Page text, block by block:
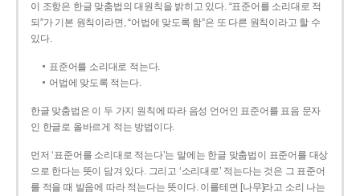
이 조항은 한글 맞춤법의 대원칙을 밝히고 있다. “표준어를 소리대로 적
되”가 기본 원칙이라면, “어법에 맞도록 함”은 또 다른 원칙이라고 할 수
있다.
표준어를 소리대로 적는다.
어법에 맞도록 적는다.
한글 맞춤법은 이 두 가지 원칙에 따라 음성 언어인 표준어를 표음 문자
인 한글로 올바르게 적는 방법이다.
먼저 ‘표준어를 소리대로 적는다’는 말에는 한글 맞춤법이 표준어를 대상
으로 한다는 뜻이 담겨 있다. 그리고 ‘소리대로’ 적는다는 것은 그 표준어
를 적을 때 발음에 따라 적는다는 뜻이다. 이를테면 [나무]라고 소리 나는